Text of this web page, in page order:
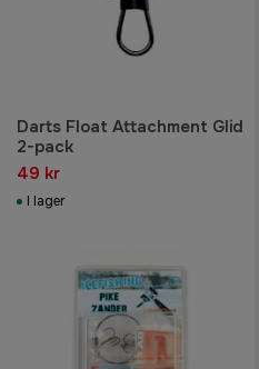
Darts Float Attachment Glid
2-pack
49 kr
I lager